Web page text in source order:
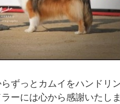
ずっとカムイをハンドリ